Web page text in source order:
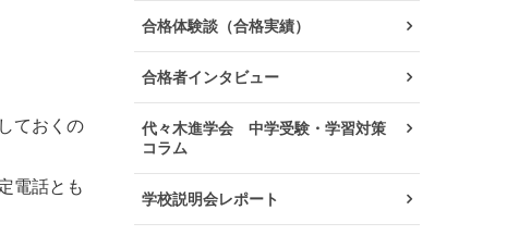
ておくの
電話とも
合格体験談（合格実績）
合格者インタビュー
代々木進学会 中学受験・学習対策
コラム
学校説明会レポート